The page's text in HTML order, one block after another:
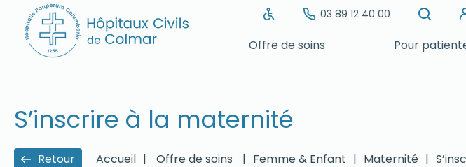
03 89 12 40 00
Offre de soins
Pour
S’inscrire à la maternité
Retour Accueil | Offre de soins | Femme & Enfant | Maternité |